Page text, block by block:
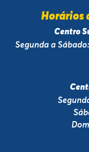
Horários
Centro
Segunda a